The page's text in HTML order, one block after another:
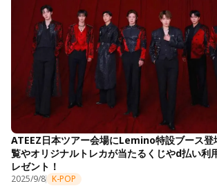
ATEEZ日本ツアー会場にLemino特設ブース登
覧やオリジナルトレカが当たるくじやd払い利
レゼント！
2025/9/8 K-POP